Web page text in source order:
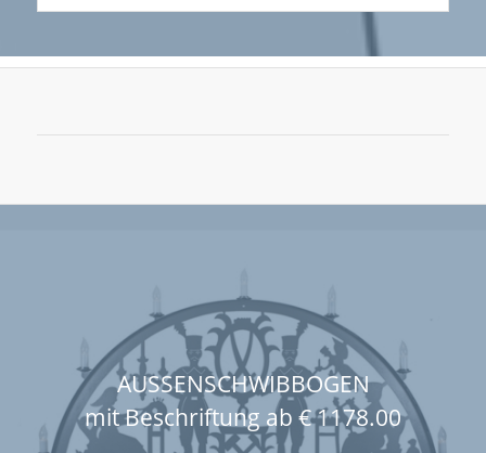
AUSSENSCHWIBBOGEN
mit Beschriftung ab € 1178.00